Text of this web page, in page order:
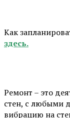
Как
здесь.
Ремонт – это
стен, с любыми
вибрацию на